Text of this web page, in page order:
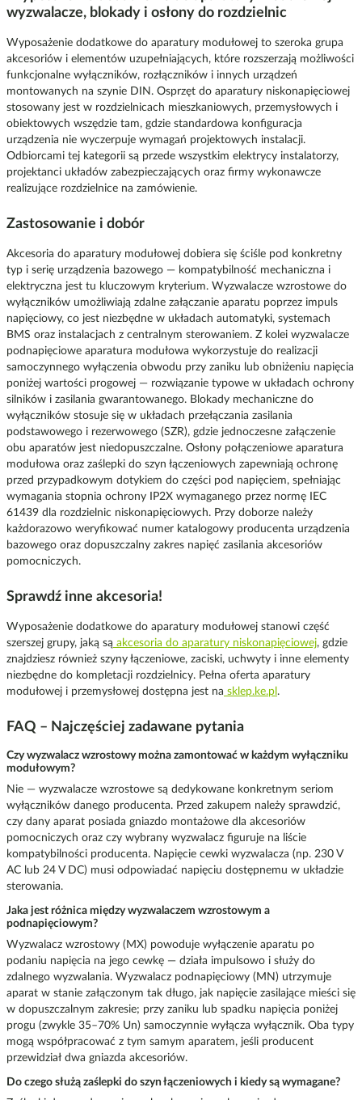
wyzwalacze, blokady i osłony do rozdzielnic
Wyposażenie dodatkowe do aparatury modułowej to szeroka grupa
akcesoriów i elementów uzupełniających, które rozszerzają możliwości
funkcjonalne wyłączników, rozłączników i innych urządzeń
montowanych na szynie DIN. Osprzęt do aparatury niskonapięciowej
stosowany jest w rozdzielnicach mieszkaniowych, przemysłowych i
obiektowych wszędzie tam, gdzie standardowa konfiguracja
urządzenia nie wyczerpuje wymagań projektowych instalacji.
Odbiorcami tej kategorii są przede wszystkim elektrycy instalatorzy,
projektanci układów zabezpieczających oraz firmy wykonawcze
realizujące rozdzielnice na zamówienie.
Zastosowanie i dobór
Akcesoria do aparatury modułowej dobiera się ściśle pod konkretny
typ i serię urządzenia bazowego — kompatybilność mechaniczna i
elektryczna jest tu kluczowym kryterium. Wyzwalacze wzrostowe do
wyłączników umożliwiają zdalne załączanie aparatu poprzez impuls
napięciowy, co jest niezbędne w układach automatyki, systemach
BMS oraz instalacjach z centralnym sterowaniem. Z kolei wyzwalacze
podnapięciowe aparatura modułowa wykorzystuje do realizacji
samoczynnego wyłączenia obwodu przy zaniku lub obniżeniu napięcia
poniżej wartości progowej — rozwiązanie typowe w układach ochrony
silników i zasilania gwarantowanego. Blokady mechaniczne do
wyłączników stosuje się w układach przełączania zasilania
podstawowego i rezerwowego (SZR), gdzie jednoczesne załączenie
obu aparatów jest niedopuszczalne. Osłony połączeniowe aparatura
modułowa oraz zaślepki do szyn łączeniowych zapewniają ochronę
przed przypadkowym dotykiem do części pod napięciem, spełniając
wymagania stopnia ochrony IP2X wymaganego przez normę IEC
61439 dla rozdzielnic niskonapięciowych. Przy doborze należy
każdorazowo weryfikować numer katalogowy producenta urządzenia
bazowego oraz dopuszczalny zakres napięć zasilania akcesoriów
pomocniczych.
Sprawdź inne akcesoria!
Wyposażenie dodatkowe do aparatury modułowej stanowi część
szerszej grupy, jaką są akcesoria do aparatury niskonapięciowej, gdzie
znajdziesz również szyny łączeniowe, zaciski, uchwyty i inne elementy
niezbędne do kompletacji rozdzielnicy. Pełna oferta aparatury
modułowej i przemysłowej dostępna jest na sklep.ke.pl .
FAQ – Najczęściej zadawane pytania
Czy wyzwalacz wzrostowy można zamontować w każdym wyłączniku
modułowym?
Nie — wyzwalacze wzrostowe są dedykowane konkretnym seriom
wyłączników danego producenta. Przed zakupem należy sprawdzić,
czy dany aparat posiada gniazdo montażowe dla akcesoriów
pomocniczych oraz czy wybrany wyzwalacz figuruje na liście
kompatybilności producenta. Napięcie cewki wyzwalacza (np. 230 V
AC lub 24 V DC) musi odpowiadać napięciu dostępnemu w układzie
sterowania.
Jaka jest różnica między wyzwalaczem wzrostowym a
podnapięciowym?
Wyzwalacz wzrostowy (MX) powoduje wyłączenie aparatu po
podaniu napięcia na jego cewkę — działa impulsowo i służy do
zdalnego wyzwalania. Wyzwalacz podnapięciowy (MN) utrzymuje
aparat w stanie załączonym tak długo, jak napięcie zasilające mieści się
w dopuszczalnym zakresie; przy zaniku lub spadku napięcia poniżej
progu (zwykle 35–70% Un) samoczynnie wyłącza wyłącznik. Oba typy
mogą współpracować z tym samym aparatem, jeśli producent
przewidział dwa gniazda akcesoriów.
Do czego służą zaślepki do szyn łączeniowych i kiedy są wymagane?